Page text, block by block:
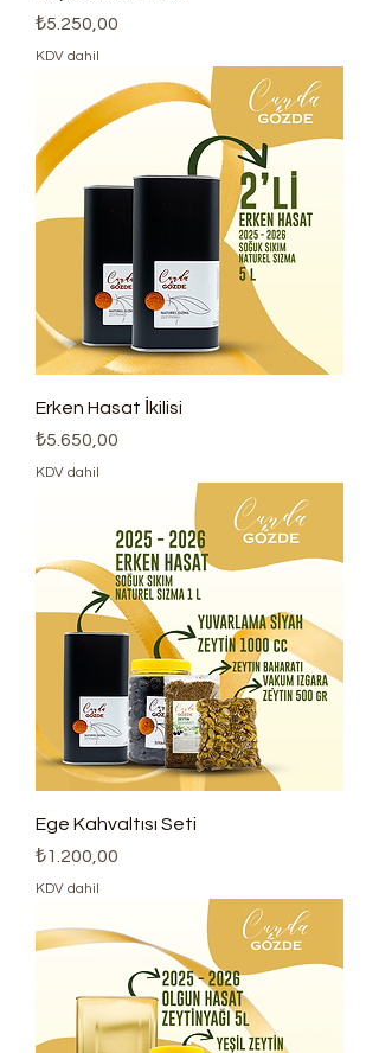
Fiyat
₺5.250,00
KDV dahil
Erken Hasat İkilisi
Fiyat
₺5.650,00
KDV dahil
Ege Kahvaltısı Seti
Fiyat
₺1.200,00
KDV dahil